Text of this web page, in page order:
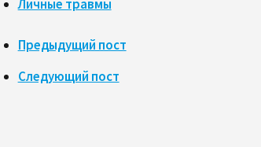
Личные травмы
Предыдущий пост
Следующий пост